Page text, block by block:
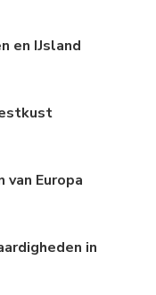
en IJsland
Europa
in